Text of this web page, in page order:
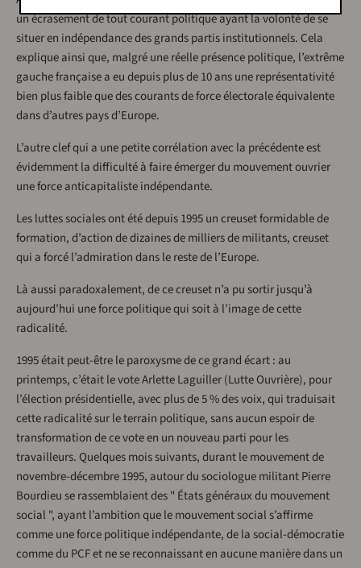
un écrasement de tout courant politique ayant la volonté de se
situer en indépendance des grands partis institutionnels. Cela
explique ainsi que, malgré une réelle présence politique, l’extrême
gauche française a eu depuis plus de 10 ans une représentativité
bien plus faible que des courants de force électorale équivalente
dans d’autres pays d’Europe.
L’autre clef qui a une petite corrélation avec la précédente est
évidemment la difficulté à faire émerger du mouvement ouvrier
une force anticapitaliste indépendante.
Les luttes sociales ont été depuis 1995 un creuset formidable de
formation, d’action de dizaines de milliers de militants, creuset
qui a forcé l’admiration dans le reste de l’Europe.
Là aussi paradoxalement, de ce creuset n’a pu sortir jusqu’à
aujourd’hui une force politique qui soit à l’image de cette
radicalité.
1995 était peut-être le paroxysme de ce grand écart : au
printemps, c’était le vote Arlette Laguiller (Lutte Ouvrière), pour
l’élection présidentielle, avec plus de 5 % des voix, qui traduisait
cette radicalité sur le terrain politique, sans aucun espoir de
transformation de ce vote en un nouveau parti pour les
travailleurs. Quelques mois suivants, durant le mouvement de
novembre-décembre 1995, autour du sociologue militant Pierre
Bourdieu se rassemblaient des " États généraux du mouvement
social ", ayant l’ambition que le mouvement social s’affirme
comme une force politique indépendante, de la social-démocratie
comme du PCF et ne se reconnaissant en aucune manière dans un